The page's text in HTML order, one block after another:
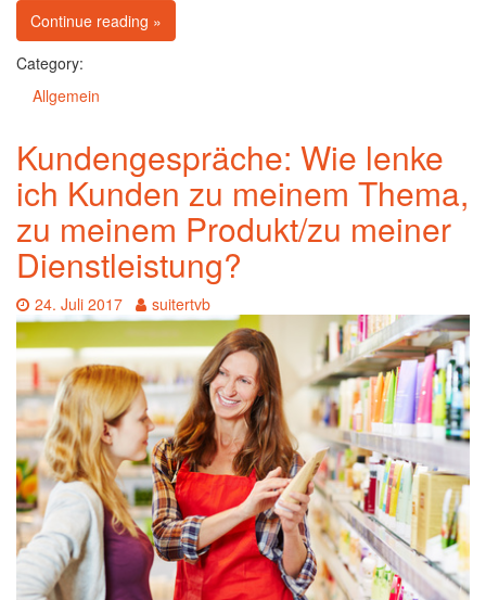
Continue reading on Kundentypen: Der Sparfuchs
»
Category:
Allgemein
Kundengespräche: Wie lenke
ich Kunden zu meinem Thema,
zu meinem Produkt/zu meiner
Dienstleistung?
Date:
24. Juli 2017 Author:
suitertvb